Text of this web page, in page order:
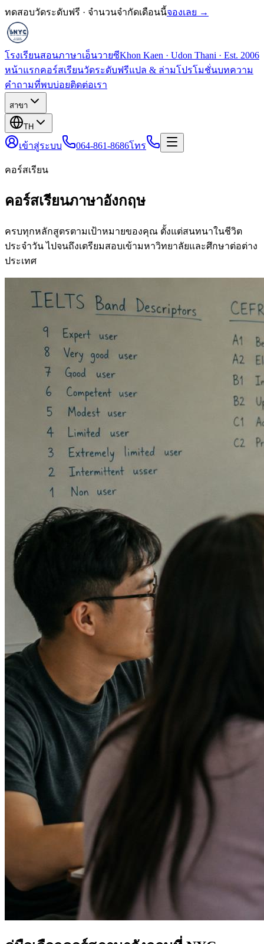
ทดสอบวัดระดับฟรี · จำนวนจำกัดเดือนนี้จองเลย →
โรงเรียนสอนภาษาเอ็นวายซีKhon Kaen · Udon Thani · Est. 2006
หน้าแรกคอร์สเรียนวัดระดับฟรีแปล & ล่ามโปรโมชั่นบทความ
คำถามที่พบบ่อยติดต่อเรา
สาขา
TH
เข้าสู่ระบบ 064-861-8686โทร
คอร์สเรียน
คอร์สเรียนภาษาอังกฤษ
ครบทุกหลักสูตรตามเป้าหมายของคุณ ตั้งแต่สนทนาในชีวิต
ประจำวัน ไปจนถึงเตรียมสอบเข้ามหาวิทยาลัยและศึกษาต่อต่าง
ประเทศ